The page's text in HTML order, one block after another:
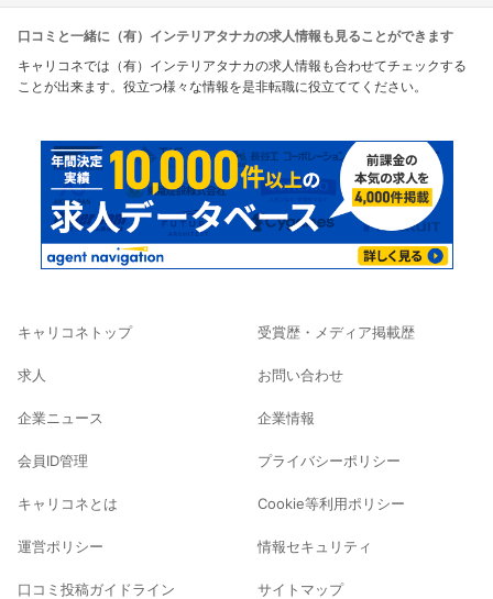
口コミと一緒に（有）インテリアタナカの求人情報も見ることができます
キャリコネでは（有）インテリアタナカの求人情報も合わせてチェックする
ことが出来ます。役立つ様々な情報を是非転職に役立ててください。
キャリコネトップ
求人
企業ニュース
会員ID管理
キャリコネとは
運営ポリシー
口コミ投稿ガイドライン
受賞歴・メディア掲載歴
お問い合わせ
企業情報
プライバシーポリシー
Cookie等利用ポリシー
情報セキュリティ
サイトマップ